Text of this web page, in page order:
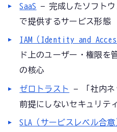
SaaS
— 完成したソフト
で提供するサービス形態
IAM（Identity and Access
ド上のユーザー・権限を
の核心
ゼロトラスト
— 「社内ネ
前提にしないセキュリテ
SLA（サービスレベル合意